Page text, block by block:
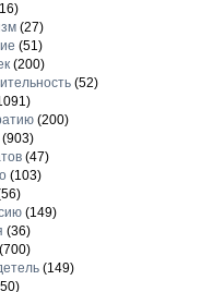
(27)
(51)
(200)
(52)
(200)
(903)
(47)
(103)
(149)
(36)
(149)